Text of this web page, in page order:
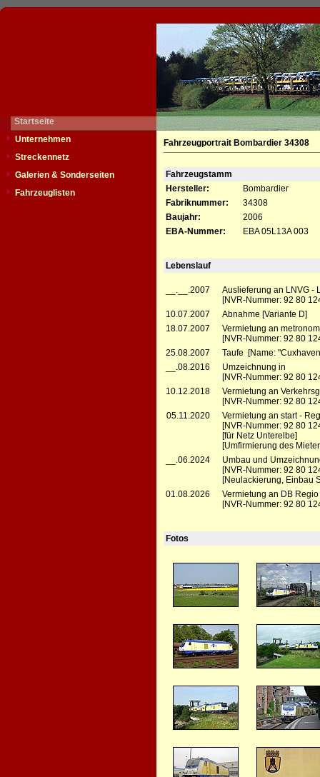
Startseite
Unternehmen
Streckennetz
Galerien & Sonderseiten
Fahrzeuglisten
Fahrzeugportrait Bombardier 34308
Fahrzeugstamm
Hersteller:
Bombardier
Fabriknummer:
34308
Baujahr:
2006
EBA-Nummer:
EBA 05L13A 003
Lebenslauf
__.__.2007
Auslieferung an LNVG -
[NVR-Nummer: 92 80
10.07.2007
Abnahme [Variante D]
18.07.2007
Vermietung an
[NVR-Nummer: 92 80
25.08.2007
Taufe [Name:
__.08.2016
Umzeichnung in
[NVR-Nummer: 92 80
10.12.2018
Vermietung an
[NVR-Nummer: 92 80
05.11.2020
Vermietung an start -
[NVR-Nummer: 92 80
[für Netz Unterelbe]
[Umfirmierung des
__.06.2024
Umbau und
[NVR-Nummer: 92 80
[Neulackierung, Einbau
01.08.2026
Vermietung an DB
[NVR-Nummer: 92 80
Fotos